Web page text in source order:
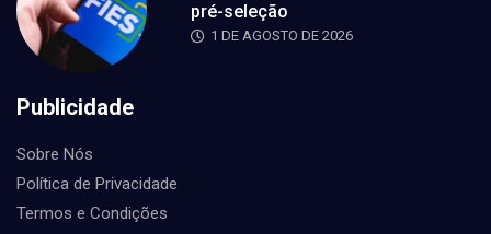
pré-seleção
1 DE AGOSTO DE 2026
Publicidade
Sobre Nós
Política de Privacidade
Termos e Condições